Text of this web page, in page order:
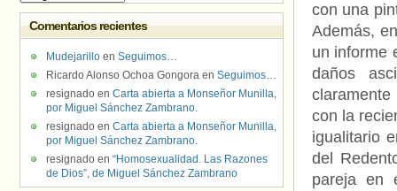
con una
Además,
un informe
daños
claramente
con la
igualitario
del
pareja en
Comentarios recientes
Mudejarillo en Seguimos…
Ricardo Alonso Ochoa Gongora en Seguimos…
resignado en Carta abierta a Monseñor Munilla,
por Miguel Sánchez Zambrano.
resignado en Carta abierta a Monseñor Munilla,
por Miguel Sánchez Zambrano.
resignado en “Homosexualidad. Las Razones
de Dios”, de Miguel Sánchez Zambrano